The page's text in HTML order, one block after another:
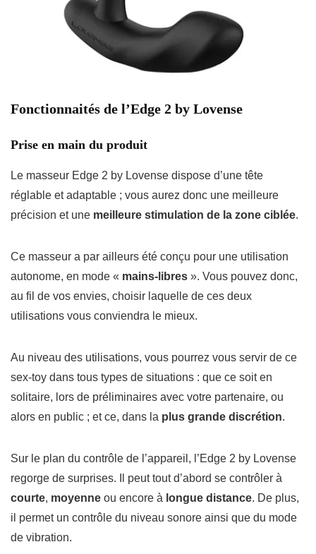
Fonctionnaités de l’Edge 2 by Lovense
Prise en main du produit
Le masseur Edge 2 by Lovense dispose d’une tête
réglable et adaptable ; vous aurez donc une meilleure
précision et une meilleure stimulation de la zone ciblée.
Ce masseur a par ailleurs été conçu pour une utilisation
autonome, en mode « mains-libres ». Vous pouvez donc,
au fil de vos envies, choisir laquelle de ces deux
utilisations vous conviendra le mieux.
Au niveau des utilisations, vous pourrez vous servir de ce
sex-toy dans tous types de situations : que ce soit en
solitaire, lors de préliminaires avec votre partenaire, ou
alors en public ; et ce, dans la plus grande discrétion.
Sur le plan du contrôle de l’appareil, l’Edge 2 by Lovense
regorge de surprises. Il peut tout d’abord se contrôler à
courte, moyenne ou encore à longue distance. De plus,
il permet un contrôle du niveau sonore ainsi que du mode
de vibration.